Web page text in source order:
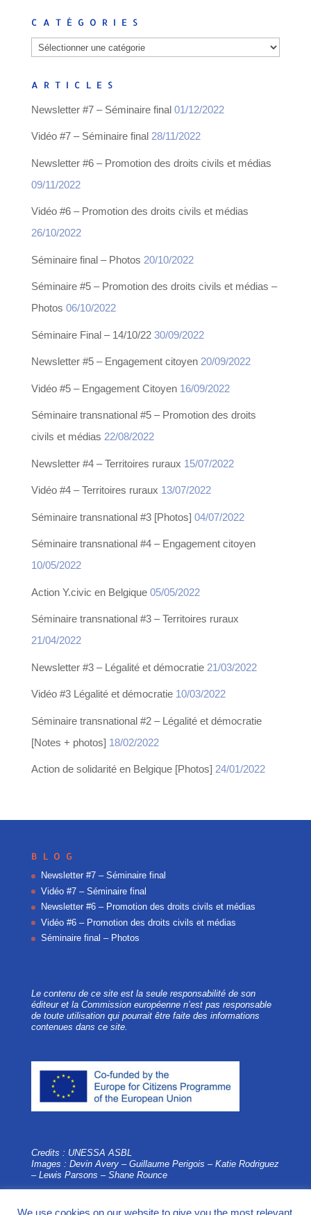
CATÉGORIES
Catégories
ARTICLES
Newsletter #7 – Séminaire final 01/12/2022
Vidéo #7 – Séminaire final 28/11/2022
Newsletter #6 – Promotion des droits civils et médias
09/11/2022
Vidéo #6 – Promotion des droits civils et médias
26/10/2022
Séminaire final – Photos 20/10/2022
Séminaire #5 – Promotion des droits civils et médias –
Photos 06/10/2022
Séminaire Final – 14/10/22 30/09/2022
Newsletter #5 – Engagement citoyen 20/09/2022
Vidéo #5 – Engagement Citoyen 16/09/2022
Séminaire transnational #5 – Promotion des droits
civils et médias 22/08/2022
Newsletter #4 – Territoires ruraux 15/07/2022
Vidéo #4 – Territoires ruraux 13/07/2022
Séminaire transnational #3 [Photos] 04/07/2022
Séminaire transnational #4 – Engagement citoyen
10/05/2022
Action Y.civic en Belgique 05/05/2022
Séminaire transnational #3 – Territoires ruraux
21/04/2022
Newsletter #3 – Légalité et démocratie 21/03/2022
Vidéo #3 Légalité et démocratie 10/03/2022
Séminaire transnational #2 – Légalité et démocratie
[Notes + photos] 18/02/2022
Action de solidarité en Belgique [Photos] 24/01/2022
BLOG
Newsletter #7 – Séminaire final
Vidéo #7 – Séminaire final
Newsletter #6 – Promotion des droits civils et médias
Vidéo #6 – Promotion des droits civils et médias
Séminaire final – Photos
Le contenu de ce site est la seule responsabilité de son
éditeur et la Commission européenne n’est pas responsable
de toute utilisation qui pourrait être faite des informations
contenues dans ce site.
Credits : UNESSA ASBL
Images : Devin Avery – Guillaume Perigois – Katie Rodriguez
– Lewis Parsons – Shane Rounce